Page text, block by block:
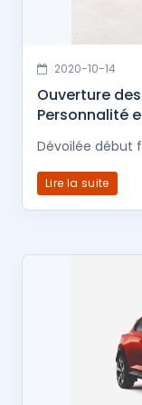
2020-10-14
Ouverture
Personnalité
Dévoilée début
Lire la suite